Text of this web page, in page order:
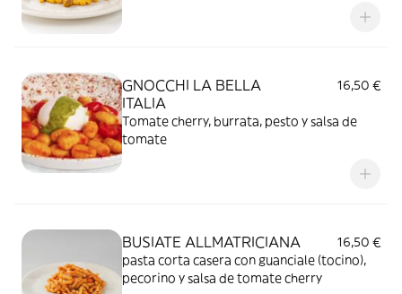
GNOCCHI LA BELLA
ITALIA
16,50 €
Tomate cherry, burrata, pesto y salsa de
tomate
BUSIATE ALLMATRICIANA
16,50 €
pasta corta casera con guanciale (tocino),
pecorino y salsa de tomate cherry